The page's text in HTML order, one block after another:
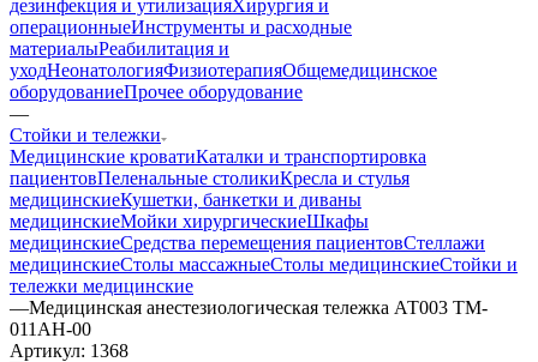
дезинфекция и утилизацияХирургия и
операционныеИнструменты и расходные
материалыРеабилитация и
уходНеонатологияФизиотерапияОбщемедицинское
оборудованиеПрочее оборудование
—
Стойки и тележки
Медицинские кроватиКаталки и транспортировка
пациентовПеленальные столикиКресла и стулья
медицинскиеКушетки, банкетки и диваны
медицинскиеМойки хирургическиеШкафы
медицинскиеСредства перемещения пациентовСтеллажи
медицинскиеСтолы массажныеСтолы медицинскиеСтойки и
тележки медицинские
—Медицинская анестезиологическая тележка АТ003 TM-
011AH-00
Артикул: 1368